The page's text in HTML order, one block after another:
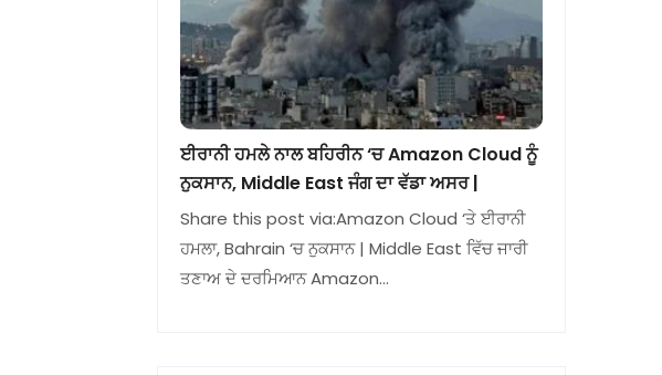
ਈਰਾਨੀ ਹਮਲੇ ਨਾਲ ਬਹਿਰੀਨ ‘ਚ Amazon Cloud ਨੂੰ
ਨੁਕਸਾਨ, Middle East ਜੰਗ ਦਾ ਵੱਡਾ ਅਸਰ |
Share this post via:Amazon Cloud ‘ਤੇ ਈਰਾਨੀ
ਹਮਲਾ, Bahrain ‘ਚ ਨੁਕਸਾਨ | Middle East ਵਿੱਚ ਜਾਰੀ
ਤਣਾਅ ਦੇ ਦਰਮਿਆਨ Amazon…